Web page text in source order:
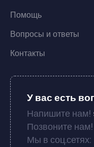
Помощь
Вопросы и ответы
Контакты
У вас есть
Напишите нам!
Позвоните нам!
Мы в соц.сетях: